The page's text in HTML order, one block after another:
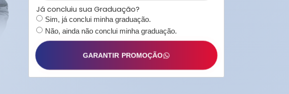
Já concluiu sua Graduação?
Sim, já conclui minha graduação.
Não, ainda não conclui minha graduação.
GARANTIR PROMOÇÃO